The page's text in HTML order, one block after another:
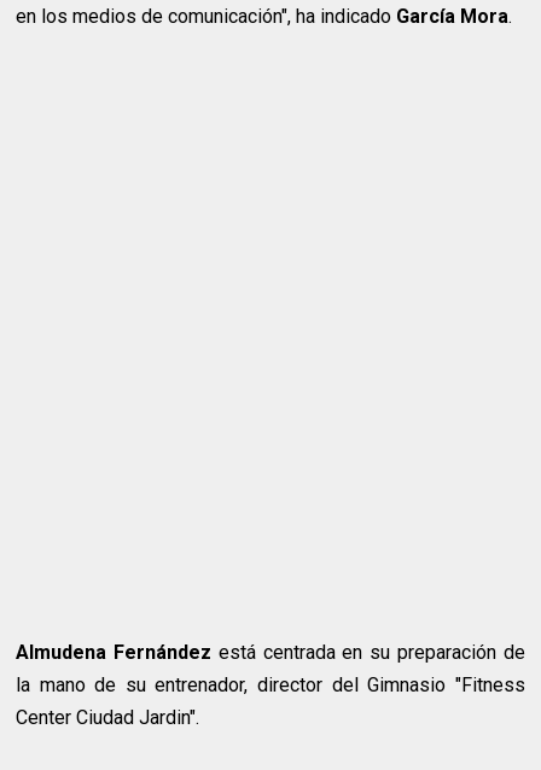
en los medios de comunicación", ha indicado García Mora.
Almudena Fernández está centrada en su preparación de
la mano de su entrenador, director del Gimnasio "Fitness
Center Ciudad Jardin".